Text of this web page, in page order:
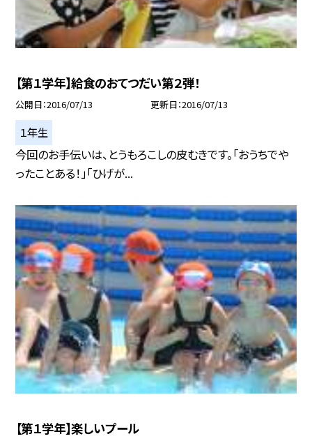
【第１学年】給食のおてつだい第２弾！
公開日 2016/07/13 更新日 2016/07/13
１年生
今回のお手伝いは、とうもろこしの皮むきです。「おうちでや
ったことある！」「ひげが...
【第１学年】楽しいプール